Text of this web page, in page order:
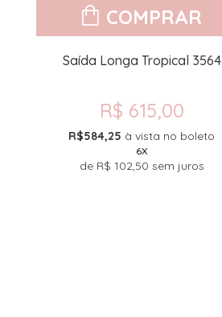
COMPRAR
Saída Longa Tropical 3564
R$ 615,00
R$584,25 à vista no boleto
6X
de R$ 102,50 sem juros